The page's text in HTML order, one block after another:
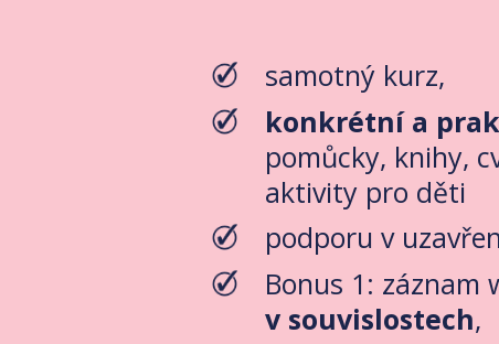
samotný kurz,
konkrétní a
pomůcky, knihy,
aktivity pro děti
podporu v
Bonus 1: záznam
v souvislostech,